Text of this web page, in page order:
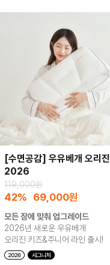
[수면공감] 우유베개 오리진
2026
119,000원
42% 69,000원
모든 잠에 맞춰 업그레이드
2026년 새로운 우유베개
오리진 키즈&주니어 라인 출시!